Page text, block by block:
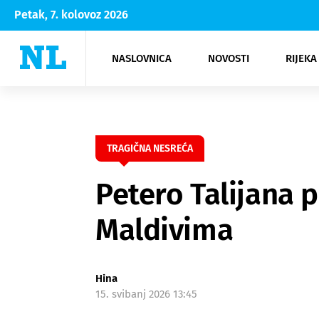
Petak, 7. kolovoz 2026
NASLOVNICA NOVOSTI
Rijeka Opatija
NK
Moda
Kultura
TRAGIČNA NESREĆA
Petero Talijana
Maldivima
Hina
15. svibanj 2026 13:45